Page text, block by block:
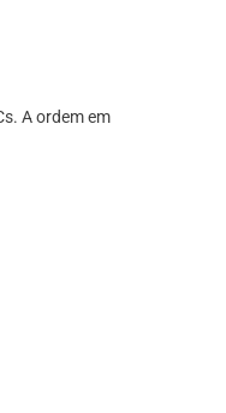
A ordem em